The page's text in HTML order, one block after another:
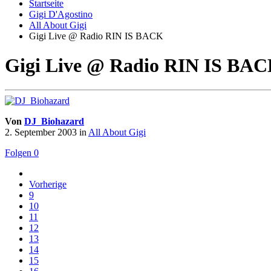
Startseite
Gigi D'Agostino
All About Gigi
Gigi Live @ Radio RIN IS BACK
Gigi Live @ Radio RIN IS
Von DJ_Biohazard
2. September 2003 inAll About Gigi
Folgen 0
Vorherige
9
10
11
12
13
14
15